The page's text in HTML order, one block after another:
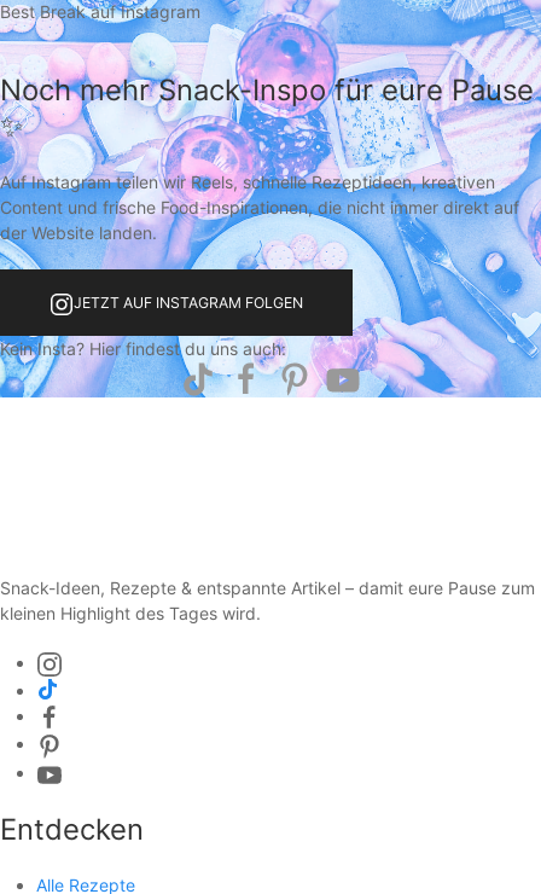
Best Break auf Instagram
Noch mehr Snack-Inspo für eure Pause
✨
Auf Instagram teilen wir Reels, schnelle Rezeptideen, kreativen
Content und frische Food-Inspirationen, die nicht immer direkt auf
der Website landen.
JETZT AUF INSTAGRAM FOLGEN
Kein Insta? Hier findest du uns auch:
Snack-Ideen, Rezepte & entspannte Artikel – damit eure Pause zum
kleinen Highlight des Tages wird.
Entdecken
Alle Rezepte